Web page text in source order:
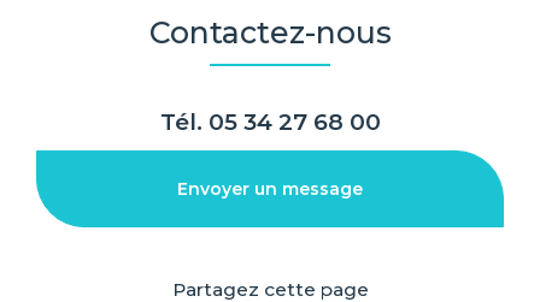
Contactez-nous
Tél. 05 34 27 68 00
Envoyer un message
Partagez cette page